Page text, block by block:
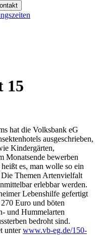
15
hat die Volksbank eG
ausgeschrieben,
Kindergärten,
Monatsende bewerben
es, man wolle so ein
Themen Artenvielfalt
erlebbar werden.
Lebenshilfe gefertigt
Euro und böten
und Hummelarten
bedroht sind.
unterwww.vb-eg.de/150-